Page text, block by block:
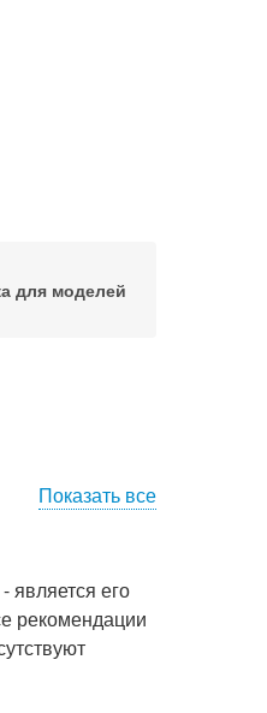
для моделей
Показать все
его
рекомендации